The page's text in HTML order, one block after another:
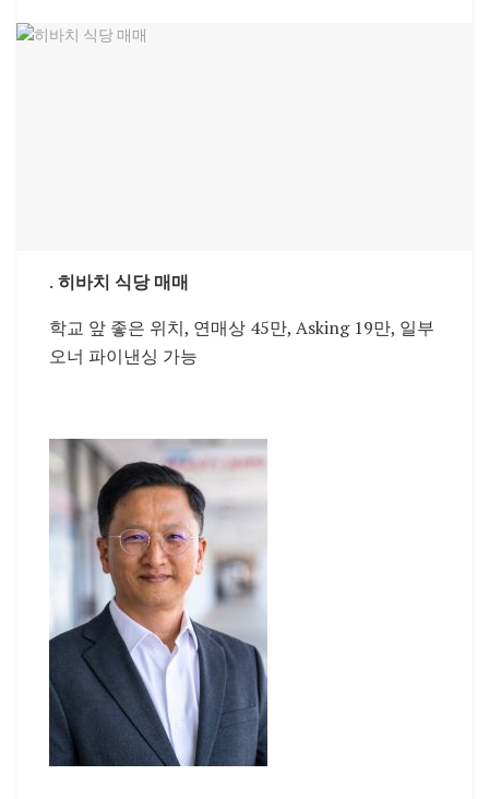
. 히바치 식당 매매
학교 앞 좋은 위치, 연매상 45만, Asking 19만, 일부
오너 파이낸싱 가능